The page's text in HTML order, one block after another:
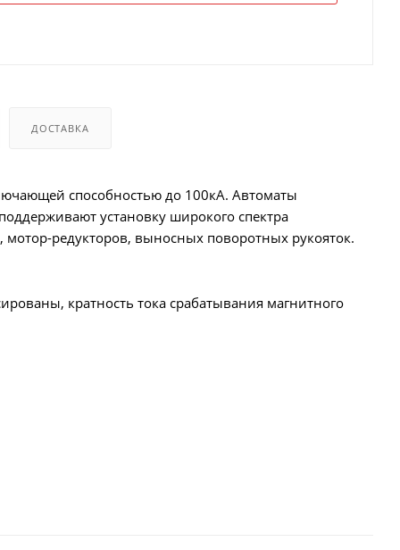
ДОСТАВКА
способностью до 100кА. Автоматы
установку широкого спектра
мотор-редукторов, выносных поворотных рукояток.
кратность тока срабатывания магнитного